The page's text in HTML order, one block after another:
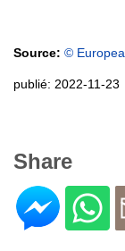
Source: ©
publié: 2022-11-23
Share